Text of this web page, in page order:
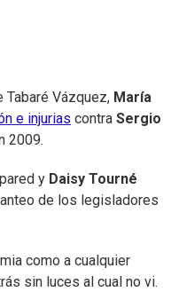
Vázquez, María
e injurias contra Sergio
2009.
y Daisy Tourné
de los legisladores
como a cualquier
sin luces al cual no vi.